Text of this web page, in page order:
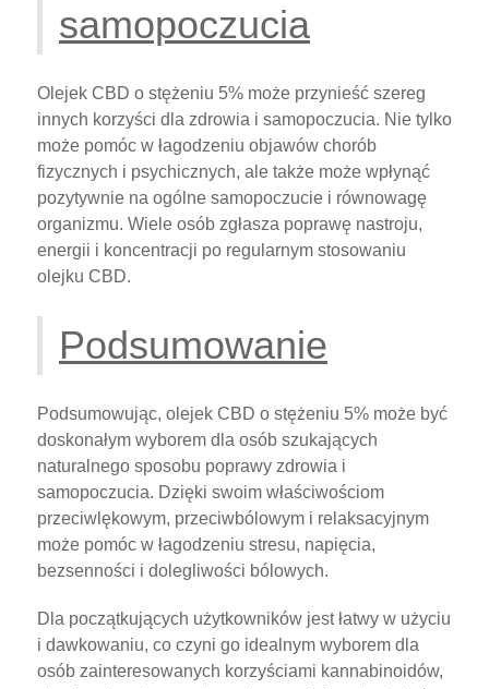
samopoczucia
Olejek CBD o stężeniu 5% może przynieść szereg
innych korzyści dla zdrowia i samopoczucia. Nie tylko
może pomóc w łagodzeniu objawów chorób
fizycznych i psychicznych, ale także może wpłynąć
pozytywnie na ogólne samopoczucie i równowagę
organizmu. Wiele osób zgłasza poprawę nastroju,
energii i koncentracji po regularnym stosowaniu
olejku CBD.
Podsumowanie
Podsumowując, olejek CBD o stężeniu 5% może być
doskonałym wyborem dla osób szukających
naturalnego sposobu poprawy zdrowia i
samopoczucia. Dzięki swoim właściwościom
przeciwlękowym, przeciwbólowym i relaksacyjnym
może pomóc w łagodzeniu stresu, napięcia,
bezsenności i dolegliwości bólowych.
Dla początkujących użytkowników jest łatwy w użyciu
i dawkowaniu, co czyni go idealnym wyborem dla
osób zainteresowanych korzyściami kannabinoidów,